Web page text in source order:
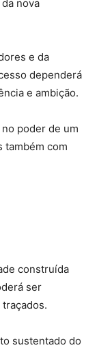
nova
e da
dependerá
e ambição.
poder de um
também com
construída
ser
sustentado do